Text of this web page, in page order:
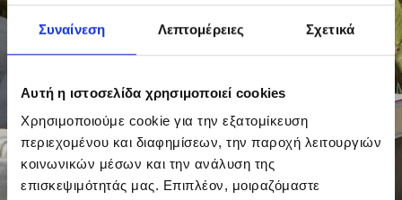
Συναίνεση Λεπτομέρειες Σχετικά
Αυτή η ιστοσελίδα χρησιμοποιεί cookies
Χρησιμοποιούμε cookie για την εξατομίκευση
περιεχομένου και διαφημίσεων, την παροχή λειτουργιών
κοινωνικών μέσων και την ανάλυση της
επισκεψιμότητάς μας. Επιπλέον, μοιραζόμαστε